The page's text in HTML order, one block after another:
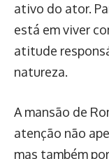
ativo do ator.
está em viver
atitude
natureza.
A mansão de
atenção não
mas também